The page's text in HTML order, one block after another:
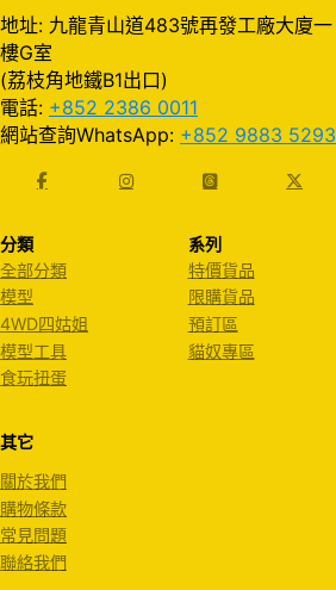
地址: 九龍青山道483號再發工廠大廈一
樓G室
(荔枝角地鐵B1出口)
電話: +852 2386 0011
網站查詢WhatsApp: +852 9883 5293
分類
全部分類
模型
4WD四姑姐
模型工具
食玩扭蛋
系列
特價貨品
限購貨品
預訂區
貓奴專區
其它
關於我們
購物條款
常見問題
聯絡我們